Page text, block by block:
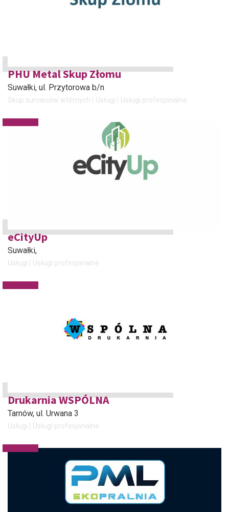
PHU Metal Skup Złomu
Suwałki, ul. Przytorowa b/n
Skup surowców wtórnych Usługi Usługi profesjonalne
eCityUp
Suwałki,
Usługi Usługi profesjonalne
Drukarnia WSPÓLNA
Tarnów, ul. Urwana 3
Usługi Usługi profesjonalne